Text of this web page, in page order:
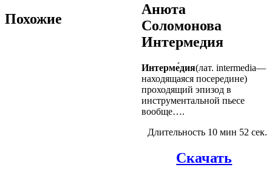
Анюта
Соломонова
Интермедия
Интерме́дия(лат. intermedia—
находящаяся посередине)
проходящий эпизод в
инструментальной пьесе
вообще….
Длительность 10 мин 52 сек.
Скачать
Похожие